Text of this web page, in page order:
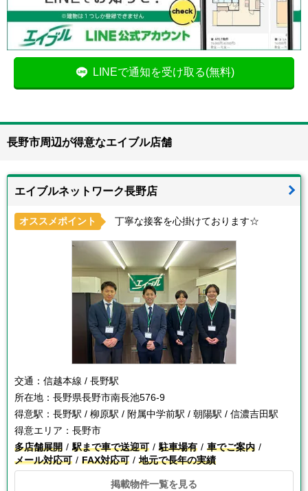
LINEで通知を受け取る(無料)
長野市周辺が得意なエイブル店舗
エイブルネットワーク長野店
オススメポイント 丁寧な接客を心掛けております☆
交通： 信越本線 / 長野駅
所在地： 長野県長野市南長池576-9
得意駅： 長野駅 / 柳原駅 / 附属中学前駅 / 朝陽駅 / 信濃吉田駅
得意エリア： 長野市
多店舗展開
駅まで車で送迎可 駐車場有
車でご案内
メール対応可
FAX対応可 地元で長年の実績
掲載物件一覧を見る